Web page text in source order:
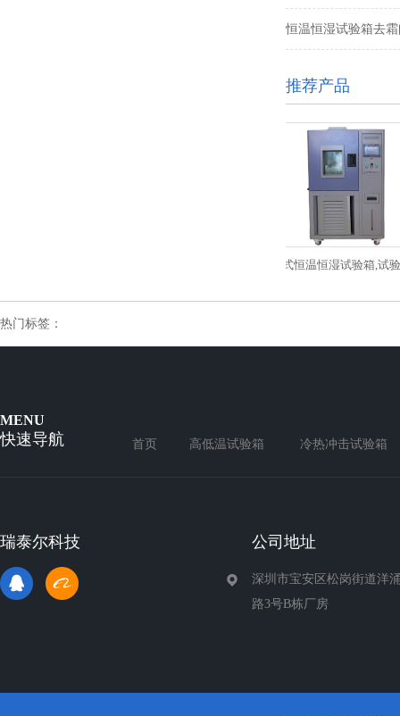
恒温恒湿试验箱去
推荐产品
可程式恒温恒湿试验箱,试验箱,
热门标签：
MENU
快速导航 首页 高低温试验箱 冷热冲击试验箱
瑞泰尔科技 公司地址
深圳市宝安区松岗街道洋
路3号B栋厂房